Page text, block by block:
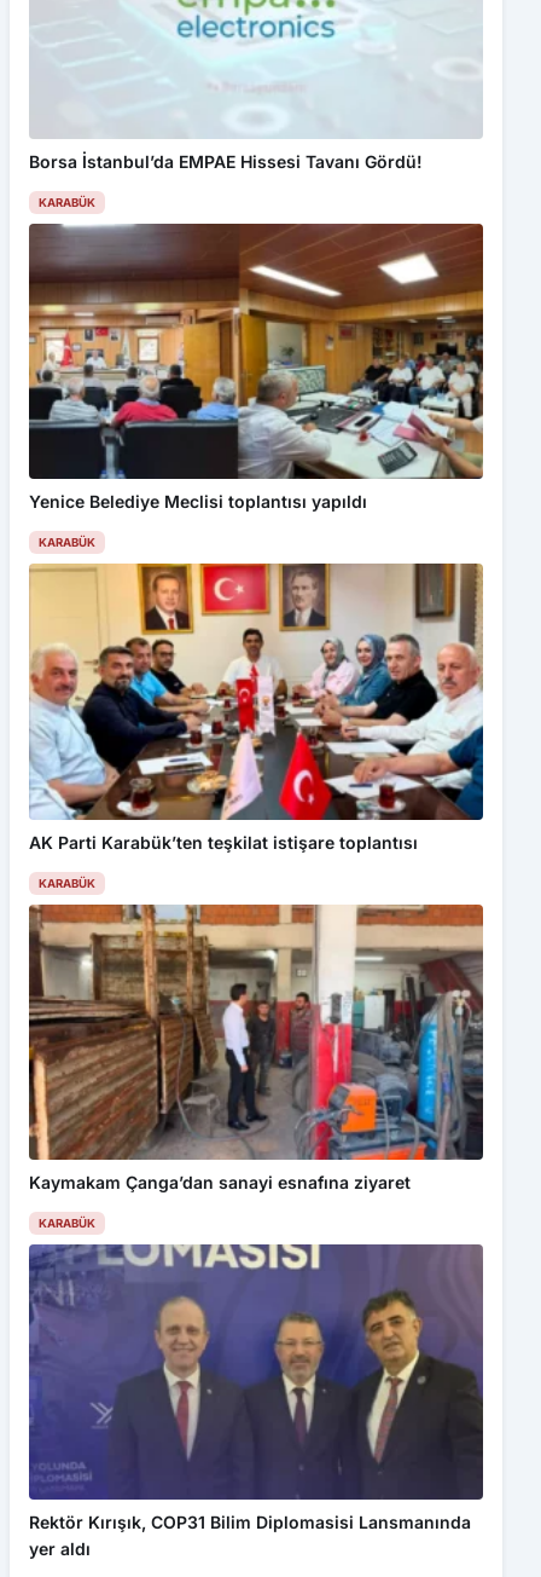
Borsa İstanbul’da EMPAE Hissesi Tavanı Gördü!
KARABÜK
Yenice Belediye Meclisi toplantısı yapıldı
KARABÜK
AK Parti Karabük’ten teşkilat istişare toplantısı
KARABÜK
Kaymakam Çanga’dan sanayi esnafına ziyaret
KARABÜK
Rektör Kırışık, COP31 Bilim Diplomasisi Lansmanında
yer aldı